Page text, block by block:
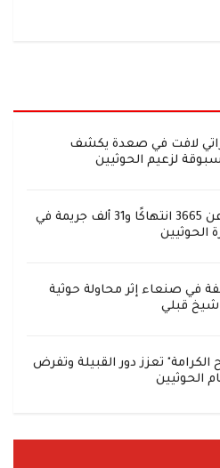
لافت في صعدة يكشف
لزعيم الحوثيين
تقرير يكشف عن 3665 انتهاكًا و31 ألف جريمة في
في صنعاء إثر محاولة حوثية
شيخ قبلي
تعزز دور القبيلة وتفرض
الحوثيين